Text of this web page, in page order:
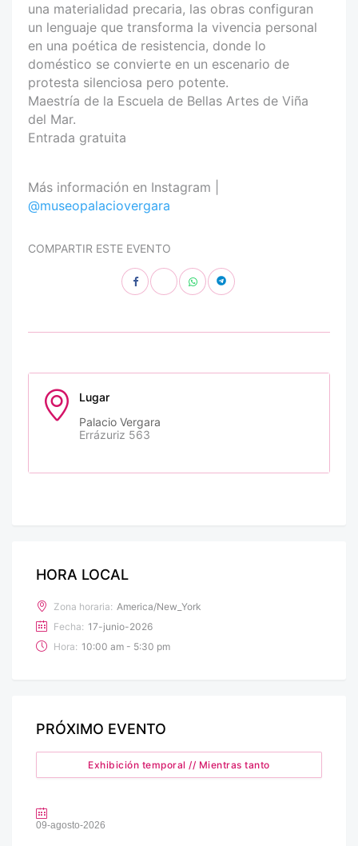
una materialidad precaria, las obras configuran
un lenguaje que transforma la vivencia personal
en una poética de resistencia, donde lo
doméstico se convierte en un escenario de
protesta silenciosa pero potente.
Maestría de la Escuela de Bellas Artes de Viña
del Mar.
Entrada gratuita
Más información en Instagram |
@museopalaciovergara
COMPARTIR ESTE EVENTO
Lugar
Palacio Vergara
Errázuriz 563
HORA LOCAL
Zona horaria: America/New_York
Fecha: 17-junio-2026
Hora: 10:00 am - 5:30 pm
PRÓXIMO EVENTO
Exhibición temporal // Mientras tanto
09-agosto-2026